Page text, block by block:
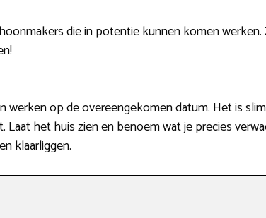
die in potentie kunnen komen
op de overeengekomen datum. Het is
het huis zien en benoem wat je precies
klaarliggen.